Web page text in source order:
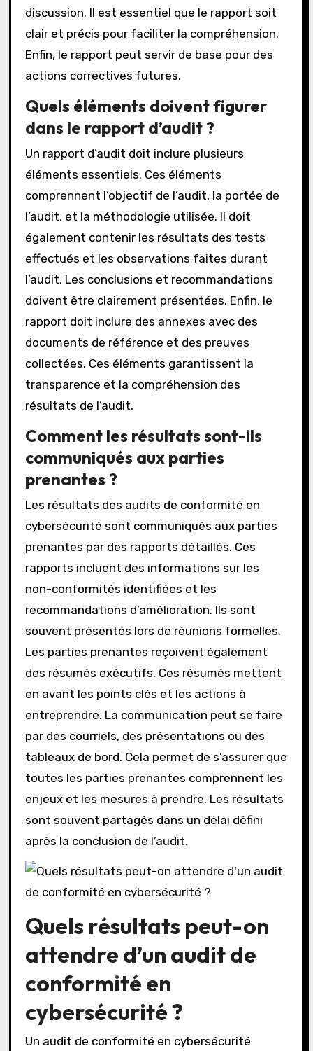
discussion. Il est essentiel que le rapport soit
clair et précis pour faciliter la compréhension.
Enfin, le rapport peut servir de base pour des
actions correctives futures.
Quels éléments doivent figurer
dans le rapport d’audit ?
Un rapport d’audit doit inclure plusieurs
éléments essentiels. Ces éléments
comprennent l’objectif de l’audit, la portée de
l’audit, et la méthodologie utilisée. Il doit
également contenir les résultats des tests
effectués et les observations faites durant
l’audit. Les conclusions et recommandations
doivent être clairement présentées. Enfin, le
rapport doit inclure des annexes avec des
documents de référence et des preuves
collectées. Ces éléments garantissent la
transparence et la compréhension des
résultats de l’audit.
Comment les résultats sont-ils
communiqués aux parties
prenantes ?
Les résultats des audits de conformité en
cybersécurité sont communiqués aux parties
prenantes par des rapports détaillés. Ces
rapports incluent des informations sur les
non-conformités identifiées et les
recommandations d’amélioration. Ils sont
souvent présentés lors de réunions formelles.
Les parties prenantes reçoivent également
des résumés exécutifs. Ces résumés mettent
en avant les points clés et les actions à
entreprendre. La communication peut se faire
par des courriels, des présentations ou des
tableaux de bord. Cela permet de s’assurer que
toutes les parties prenantes comprennent les
enjeux et les mesures à prendre. Les résultats
sont souvent partagés dans un délai défini
après la conclusion de l’audit.
Quels résultats peut-on
attendre d’un audit de
conformité en
cybersécurité ?
Un audit de conformité en cybersécurité